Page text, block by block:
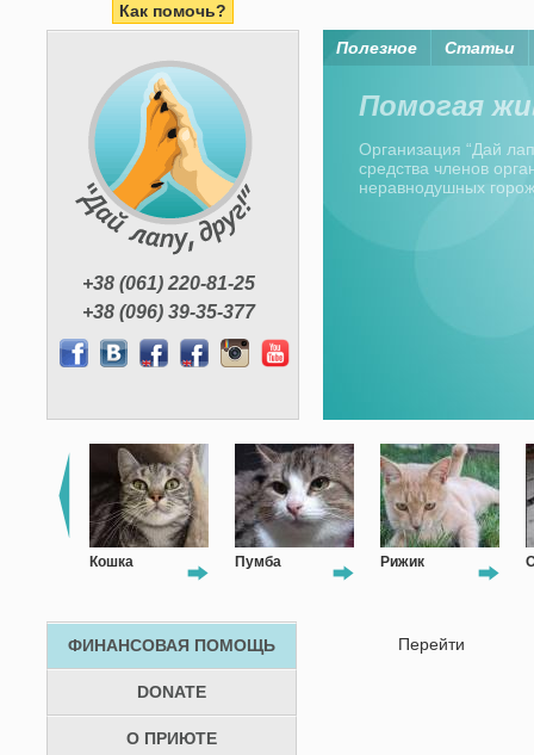
Как помочь?
+38 (061) 220-81-25
+38 (096) 39-35-377
Полезное Статьи
Помогая
Организация “Дай
средства членов
неравнодушных
Кошка Пумба Рижик
ФИНАНСОВАЯ ПОМОЩЬ
DONATE
О ПРИЮТЕ
Перейти